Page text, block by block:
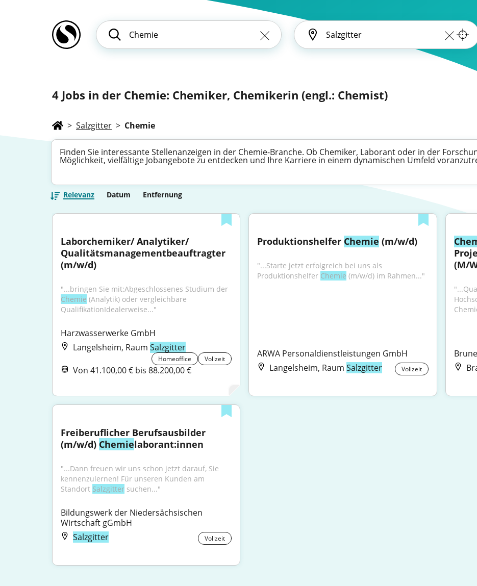
4 Jobs in der Chemie: Chemiker, Chemikerin (engl.: Chemist)
> Salzgitter > Chemie
Finden Sie interessante Stellenanzeigen in der Chemie-Branche. Ob Chemiker, Laborant oder in der
Möglichkeit, vielfältige Jobangebote zu entdecken und Ihre Karriere in einem dynamischen Umfeld
Relevanz Datum Entfernung
Laborchemiker/ Analytiker/
Qualitätsmanagementbeauftragter
(m/w/d)
Chemie (Analytik) oder vergleichbare
QualifikationIdealerweise..."
Harzwasserwerke GmbH
Langelsheim, Raum Salzgitter
Homeoffice Vollzeit
Von 41.100,00 € bis 88.200,00 €
Produktionshelfer Chemie (m/w/d)
"...Starte jetzt erfolgreich bei uns als
Produktionshelfer Chemie (m/w/d) im Rahmen..."
ARWA Personaldienstleistungen GmbH
Langelsheim, RaumSalzgitter Vollzeit
(M/
Freiberuflicher Berufsausbilder
(m/w/d) Chemielaborant:innen
"...Dann freuen wir uns schon jetzt darauf, Sie
kennenzulernen! Für unseren Kunden am
Standort Salzgitter suchen..."
Bildungswerk der Niedersächsischen
Wirtschaft gGmbH
Salzgitter
Vollzeit